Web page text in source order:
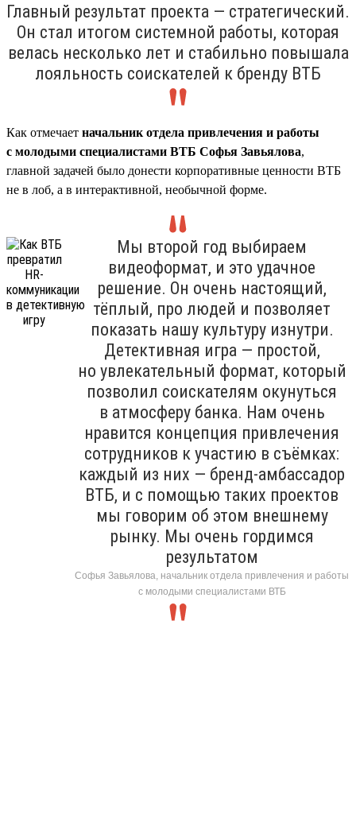
Главный результат проекта — стратегический.
Он стал итогом системной работы, которая
велась несколько лет и стабильно повышала
лояльность соискателей к бренду ВТБ
Как отмечает начальник отдела привлечения и работы
с молодыми специалистами ВТБ Софья Завьялова,
главной задачей было донести корпоративные ценности ВТБ
не в лоб, а в интерактивной, необычной форме.
Мы второй год выбираем
видеоформат, и это удачное
решение. Он очень настоящий,
тёплый, про людей и позволяет
показать нашу культуру изнутри.
Детективная игра — простой,
но увлекательный формат, который
позволил соискателям окунуться
в атмосферу банка. Нам очень
нравится концепция привлечения
сотрудников к участию в съёмках:
каждый из них — бренд-амбассадор
ВТБ, и с помощью таких проектов
мы говорим об этом внешнему
рынку. Мы очень гордимся
результатом
Софья Завьялова, начальник отдела привлечения и работы
с молодыми специалистами ВТБ